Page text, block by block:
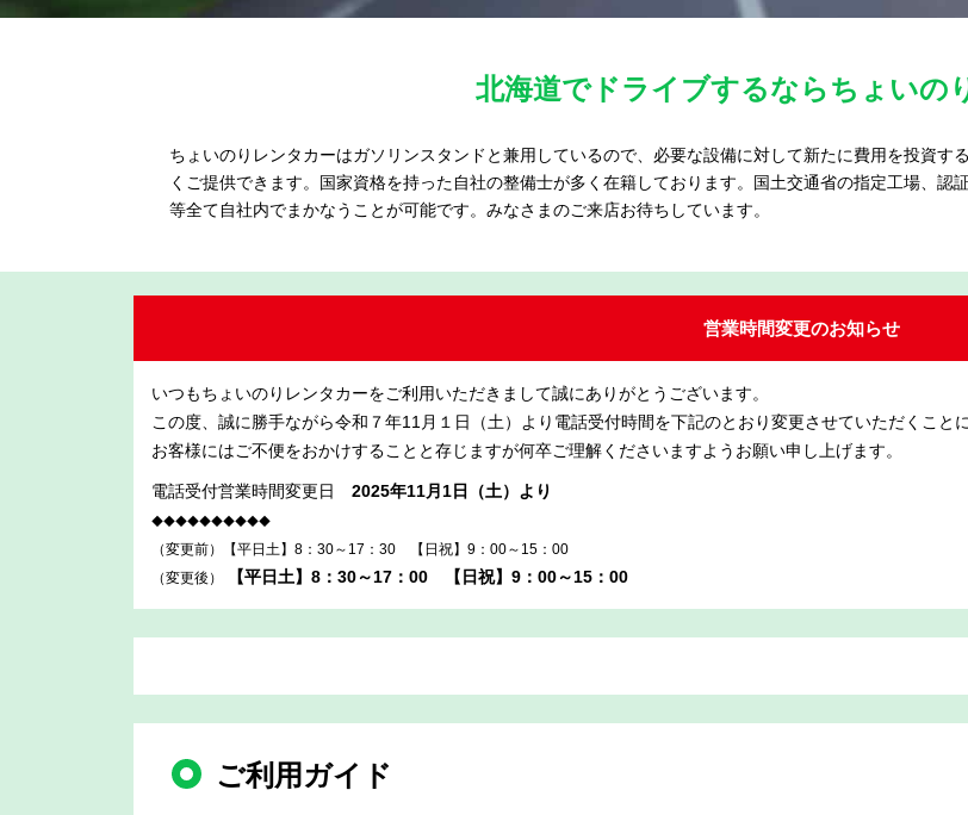
北海道でドライブするならちょいの
ちょいのりレンタカーはガソリンスタンドと兼用しているので、必要な設備に対して新たに費用を投資
くご提供できます。国家資格を持った自社の整備士が多く在籍しております。国土交通省の指定工場、
等全て自社内でまかなうことが可能です。みなさまのご来店お待ちしています。
営業時間変更のお知らせ
いつもちょいのりレンタカーをご利用いただきまして誠にありがとうございます。
この度、誠に勝手ながら令和７年11月１日（土）より電話受付時間を下記のとおり変更させていただくこと
お客様にはご不便をおかけすることと存じますが何卒ご理解くださいますようお願い申し上げます。
電話受付営業時間変更日 2025年11月1日（土）より
◆◆◆◆◆◆◆◆◆◆
（変更前）【平日土】8：30～17：30 【日祝】9：00～15：00
（変更後）
【平日土】8：30～17：00 【日祝】9：00～15：00
ご利用ガイド